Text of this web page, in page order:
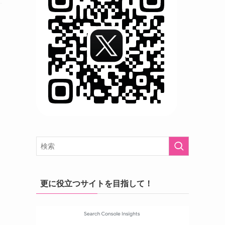
更に役立つサイトを目指して！